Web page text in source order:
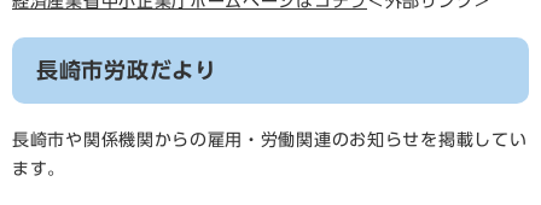
長崎市労政だより
長崎市や関係機関からの雇用・労働関連のお知らせを掲載してい
ます。